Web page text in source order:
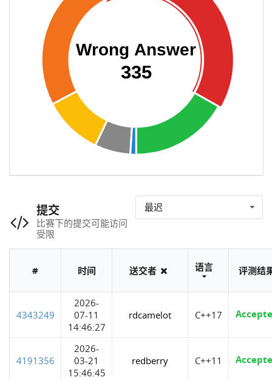
Wrong Answer
335
最迟
提交
比赛下的提交可能访问
受限
# 时间 送交者 语言 评测结
4343249
2026-
07-11
14:46:27
rdcamelot C++17
4191356
2026-
03-21
15:46:45
redberry C++11